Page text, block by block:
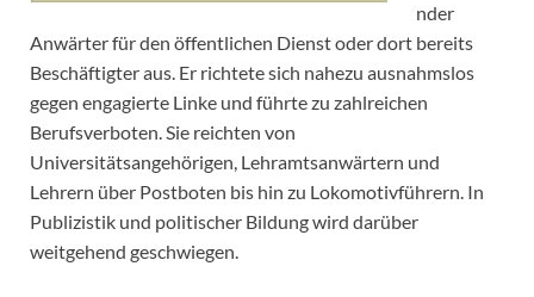
nder
Anwärter für den öffentlichen Dienst oder dort bereits
Beschäftigter aus. Er richtete sich nahezu ausnahmslos
gegen engagierte Linke und führte zu zahlreichen
Berufsverboten. Sie reichten von
Universitätsangehörigen, Lehramtsanwärtern und
Lehrern über Postboten bis hin zu Lokomotivführern. In
Publizistik und politischer Bildung wird darüber
weitgehend geschwiegen.